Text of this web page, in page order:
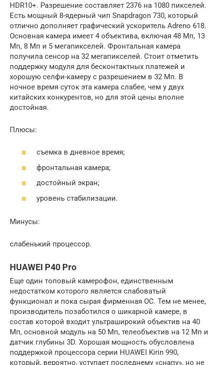
HDR10+. Разрешение составляет 2376 на 1080 пикселей.
Есть мощный 8-ядерный чип Snapdragon 730, который
отлично дополняет графический ускоритель Adreno 618.
Основная камера имеет 4 объектива, включая 48 Мп, 13
Мп, 8 Мп и 5 мегапикселей. Фронтальная камера
получила сенсор на 32 мегапикселей. Стоит отметить
поддержку модуля для бесконтактных платежей и
хорошую селфи-камеру с разрешением в 32 Мп. В
ночное время суток эта камера слабее, чем у двух
китайских конкурентов, но для этой цены вполне
достойная.
Плюсы:
съемка в дневное время;
фронтальная камера;
достойный экран;
уровень стабилизации.
Минусы:
слабенький процессор.
HUAWEI P40 Pro
Еще один топовый камерофон, единственным
недостатком которого является слабоватый
функционал и пока сырая фирменная ОС. Тем не менее,
производитель позаботился о шикарной камере, в
состав которой входит ультраширокий объектив на 40
Мп, основной модуль на 50 Мп, телеобъектив на 12 Мп и
датчик глубины 3D. Хорошая мощность обусловлена
поддержкой процессора серии HUAWEI Kirin 990,
который, вероятно, уступает последнему «снапу», но не